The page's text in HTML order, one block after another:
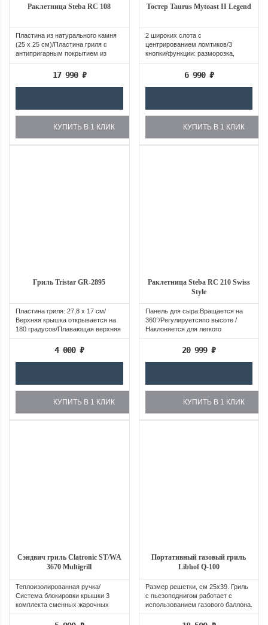
Раклетница Steba RC 108
​Пластина из натурального камня
(25 x 25 см)/Пластина гриля с
антипригарным покрытием из
литого...
17 990 ₽
КУПИТЬ В 1 КЛИК
Тостер Taurus Mytoast II Legend
2 широких слота с
центрированием ломтиков/3
кнопки/функции: разморозка,
подогрев и отмена...
6 990 ₽
КУПИТЬ В 1 КЛИК
Гриль Tristar GR-2895
Пластина гриля: 27,8 х 17 см/
Верхняя крышка открывается на
180 градусов/Плавающая верхняя
крышка...
4 000₽
КУПИТЬ В 1 КЛИК
Раклетница Steba RC 210 Swiss
Style
Панель для сыра:Вращается на
360°/Регулируетсяпо высоте /
Наклоняется для легкого
стекания...
20 999₽
КУПИТЬ В 1 КЛИК
Сэндвич гриль Clatronic ST/WA
3670 Multigrill
Теплоизолированная ручка/
Система блокировки крышки 3
комплекта сменных жарочных
пластин с...
Портативный газовый гриль
Libhof Q-100
Размер решетки, см 25х39. Гриль
с пьезоподжигом работает с
использованием газового баллона.